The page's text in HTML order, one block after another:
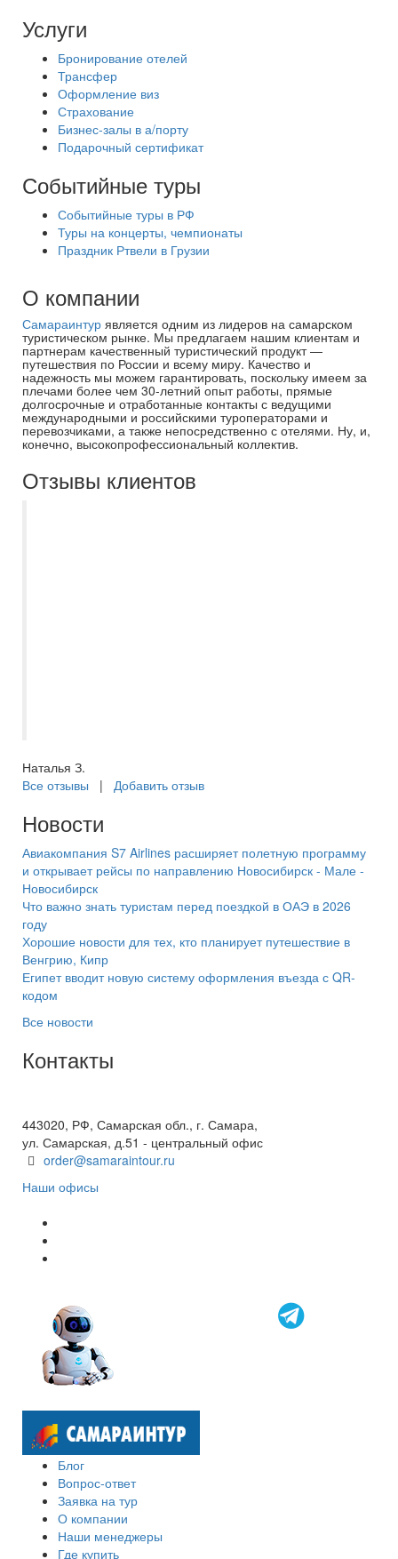
Услуги
Бронирование отелей
Трансфер
Оформление виз
Страхование
Бизнес-залы в а/порту
Подарочный сертификат
Событийные туры
Событийные туры в РФ
Туры на концерты, чемпионаты
Праздник Ртвели в Грузии
О компании
Самараинтур является одним из лидеров на самарском
туристическом рынке. Мы предлагаем нашим клиентам и
партнерам качественный туристический продукт —
путешествия по России и всему миру. Качество и
надежность мы можем гарантировать, поскольку имеем за
плечами более чем 30-летний опыт работы, прямые
долгосрочные и отработанные контакты с ведущими
международными и российскими туроператорами и
перевозчиками, а также непосредственно с отелями. Ну, и,
конечно, высокопрофессиональный коллектив.
Отзывы клиентов
Наталья З.
Все отзывы | Добавить отзыв
Новости
Авиакомпания S7 Airlines расширяет полетную программу
и открывает рейсы по направлению Новосибирск - Мале -
Новосибирск
Что важно знать туристам перед поездкой в ОАЭ в 2026
году
Хорошие новости для тех, кто планирует путешествие в
Венгрию, Кипр
Египет вводит новую систему оформления въезда с QR-
кодом
Все новости
Контакты
443020, РФ, Самарская обл., г. Самара,
ул. Самарская, д.51 - центральный офис
order@samaraintour.ru
Наши офисы
Блог
Вопрос-ответ
Заявка на тур
О компании
Наши менеджеры
Где купить